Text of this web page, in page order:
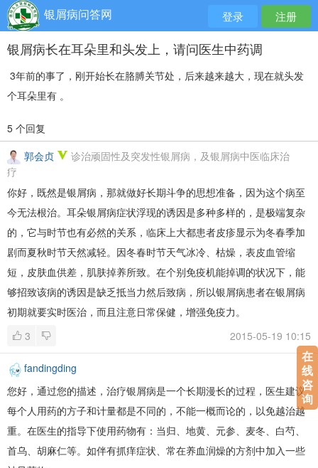
银屑病问答网 登录 注册
银屑病长在耳朵里和头发上，请问医生中药调
3年前的事了，刚开始长在胳膊关节处，后来越来越大，现在就头发
个耳朵里有 。
5 个回复
郭会贞
诊治顽固性及突发性银屑病，及银屑病中医临床治
疗
你好，既然是银屑病，那就做好长期斗争的思想准备，因为这个病至
今无法根治。耳朵银屑病症状浮现的诱因是多种多样的，是极端复杂
的，它与时节也有必然的关系，临床上大都患者皮疹显示为冬春季加
剧而夏秋时节天然减轻。因冬春时节天气冰冷、枯燥，表皮血管缩
短，皮肤血供差，肌肤掉养所致。在个别免疫机能掉调的状况下，能
够招致该病的诱因是缺乏抵当力然后致病，所以银屑病患者在银屑病
初期就要实时医治，而且注意日常保健，增强免疫力。
3
2015-05-19 10:15
fandingding
您好，通过您的描述，治疗银屑病是一个长期漫长的过程，医生建议
每个人用药的方子和计量都是不同的，不能一概而论的，以免越治越
重。在医生的指导下使用药物有：当归、地黄、元参、麦冬、白芍、
首乌、胡麻仁等。如伴有抓痒症状、常在养血润燥的方剂中加入一些
在
线
咨
询